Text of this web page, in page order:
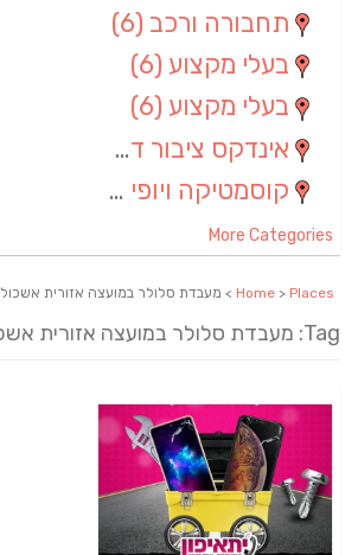
תחבורה ורכב (6)
בעלי מקצוע (6)
בעלי מקצוע (6)
אינדקס ציבור דתי
קוסמטיקה ויופי (4)
More Categories
Home > Places > מעבדת סלולר במועצה אזורית אשכול
Tag: מעבדת סלולר במועצה אזורית אשכול